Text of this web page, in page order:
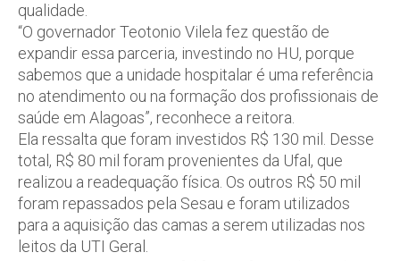
qualidade.
“O governador Teotonio Vilela fez questão de
expandir essa parceria, investindo no HU, porque
sabemos que a unidade hospitalar é uma referência
no atendimento ou na formação dos profissionais de
saúde em Alagoas”, reconhece a reitora.
Ela ressalta que foram investidos R$ 130 mil. Desse
total, R$ 80 mil foram provenientes da Ufal, que
realizou a readequação física. Os outros R$ 50 mil
foram repassados pela Sesau e foram utilizados
para a aquisição das camas a serem utilizadas nos
leitos da UTI Geral.